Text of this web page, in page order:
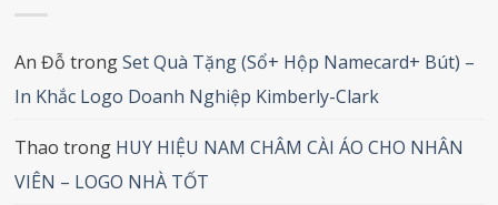
An Đỗ trongSet Quà Tặng (Sổ+ Hộp Namecard+ Bút) –
In Khắc Logo Doanh Nghiệp Kimberly-Clark
Thao trong HUY HIỆU NAM CHÂM CÀI ÁO CHO NHÂN
VIÊN – LOGO NHÀ TỐT